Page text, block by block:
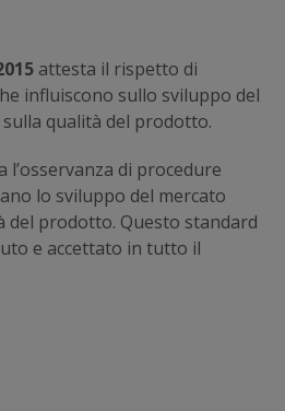
attesta il rispetto di
influiscono sullo sviluppo del
sulla qualità del prodotto.
l’osservanza di procedure
lo sviluppo del mercato
del prodotto. Questo standard
e accettato in tutto il